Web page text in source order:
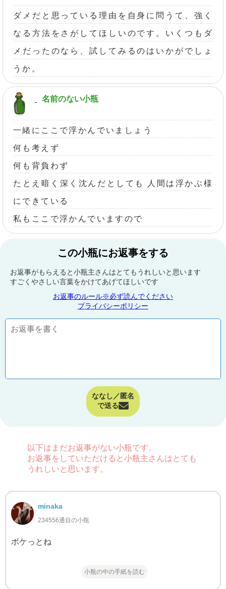
ダメだと思っている理由を自身に問うて、強く
なる方法をさがしてほしいのです。いくつもダ
メだったのなら、試してみるのはいかがでしょ
うか。
名前のない小瓶
一緒にここで浮かんでいましょう
何も考えず
何も背負わず
たとえ暗く深く沈んだとしても 人間は浮かぶ様
にできている
私もここで浮かんでいますので
この小瓶にお返事をする
お返事がもらえると小瓶主さんはとてもうれしいと思います
すごくやさしい言葉をかけてあげてほしいです
お返事のルール※必ず読んでください
プライバシーポリシー
ななし／匿名
で送る
以下はまだお返事がない小瓶です。
お返事をしていただけると小瓶主さんはとても
うれしいと思います。
minaka
234556通目の小瓶
ボケっとね
小瓶の中の手紙を読む